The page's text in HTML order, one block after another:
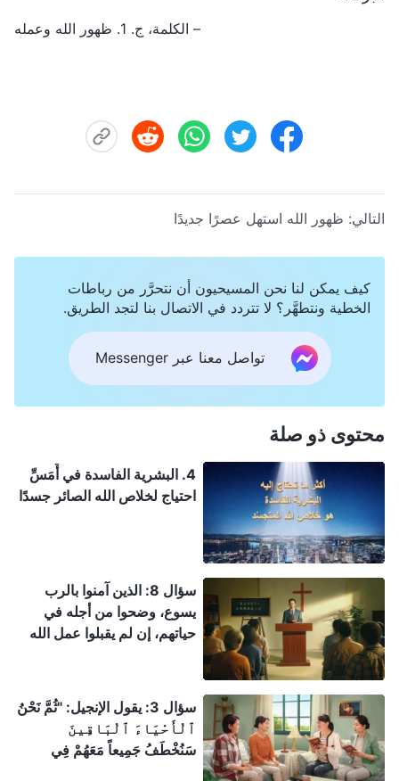
– الكلمة، ج. 1. ظهور الله وعمله
التالي: ظهور الله استهل عصرًا جديدًا
كيف يمكن لنا نحن المسيحيون أن نتحرَّر من رباطات
الخطية ونتطهَّر؟ لا تتردد في الاتصال بنا لتجد الطريق.
تواصل معنا عبر Messenger
محتوى ذو صلة
4. البشرية الفاسدة في أَمَسِّ
احتياج لخلاص الله الصائر جسدًا
سؤال 8: الذين آمنوا بالرب
يسوع، وضحوا من أجله في
حياتهم، إن لم يقبلوا عمل الله
سؤال 3: يقول الإنجيل: "ثُمَّ نَحْنُ
ٱلْأَحْيَاءَ ٱلْبَاقِينَ
سَنُخْطَفُ جَمِيعاً مَعَهُمْ فِي